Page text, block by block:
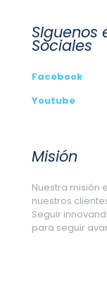
SIguenos
Sociales
Facebook
Youtube
Misión
Nuestra misión
nuestros
Seguir
para seguir